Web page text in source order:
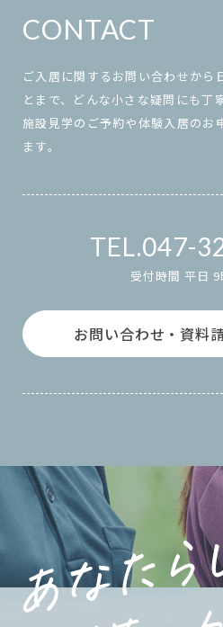
CONTACT
ご入居に関するお問い合わせから
とまで、どんな小さな疑問にも丁
施設見学のご予約や体験入居のお
ます。
047-
受付時間 平日
お問い合わせ・資料